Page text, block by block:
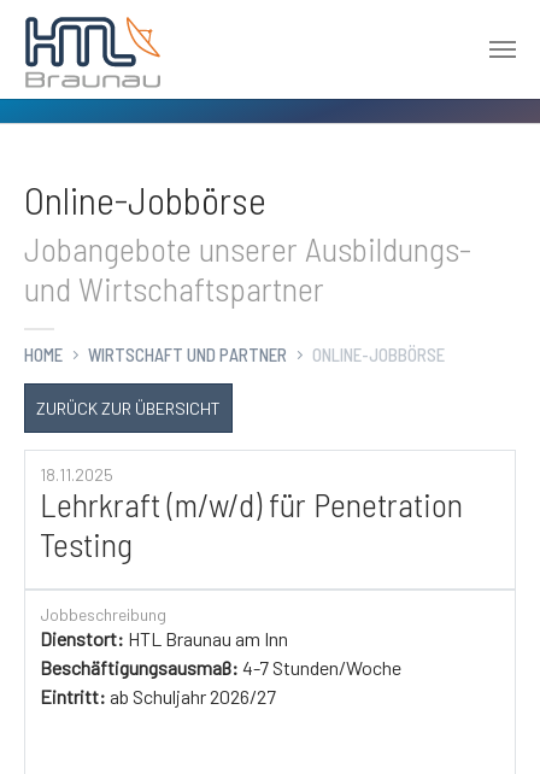
Online-Jobbörse
Jobangebote unserer Ausbildungs-
und Wirtschaftspartner
HOME WIRTSCHAFT UND PARTNER ONLINE-JOBBÖRSE
ZURÜCK ZUR ÜBERSICHT
18.11.2025
Lehrkraft (m/w/d) für Penetration
Testing
Jobbeschreibung
Dienstort: HTL Braunau am Inn
Beschäftigungsausmaß: 4-7 Stunden/Woche
Eintritt: ab Schuljahr 2026/27